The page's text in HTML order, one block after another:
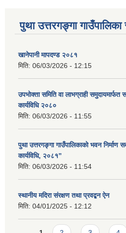
पुथा उत्तरगङ्गा
खानेपानी मापदण्ड २०८१
मिति: 06/03/2026 - 12:15
उपभोक्ता समिति वा लाभग्राही समुदायमार्फत
कार्यविधि २०८०
मिति: 06/03/2026 - 11:55
पुथा उत्तरगङ्गा गाउँपालिकाको भवन निर्माण
कार्यविधि, २०८१”
मिति: 06/03/2026 - 11:54
स्थानीय मदिरा संरक्षण तथा प्रवद्बन ऐन
मिति: 04/01/2025 - 12:12